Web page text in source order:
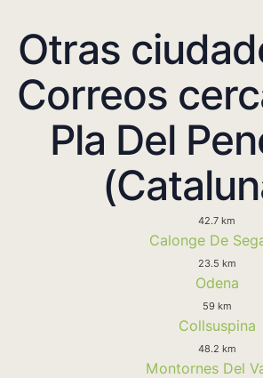
Otras
Correos
Pla Del
42.7 km
Calonge De
23.5 km
Odena
59 km
Collsuspina
48.2 km
Montornes Del